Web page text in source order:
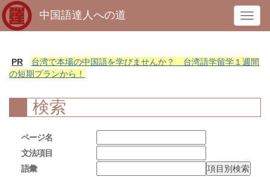
T
o
g
n
a
a
中国語達人への道
PR
台湾で本場の中国語を学びませんか？ 台湾語学留学１週間
の短期プランから！
検索
ページ名
文法項目
語彙